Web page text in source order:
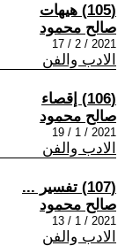
(105) هيهات
صالح محمود
2021 / 2 / 17
الادب والفن
(106) إقصاء
صالح محمود
2021 / 1 / 19
الادب والفن
(107) تفسير ...
صالح محمود
2021 / 1 / 13
الادب والفن